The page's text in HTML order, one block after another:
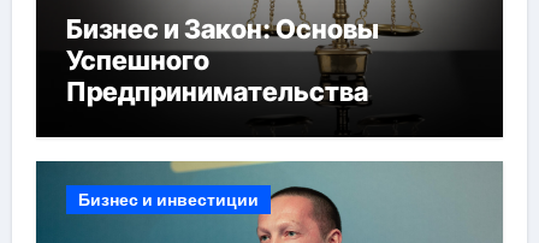
Бизнес и Закон: Основы
Успешного
Предпринимательства
Бизнес и инвестиции